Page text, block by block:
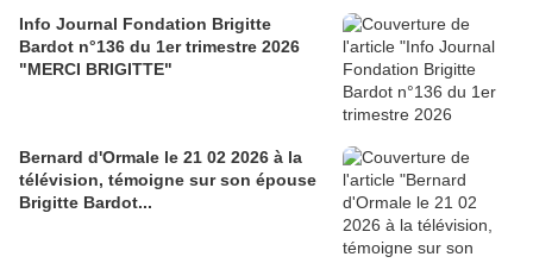
Info Journal Fondation Brigitte
Bardot n°136 du 1er trimestre 2026
"MERCI BRIGITTE"
Bernard d'Ormale le 21 02 2026 à la
télévision, témoigne sur son épouse
Brigitte Bardot...